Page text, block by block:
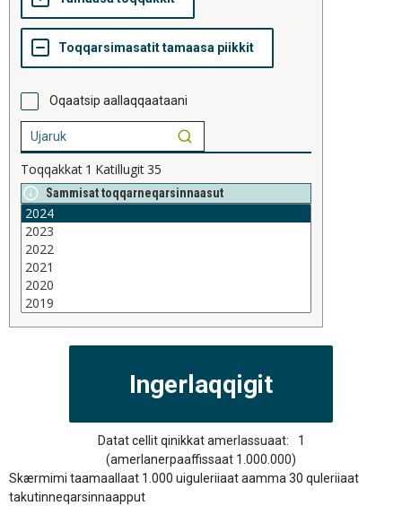
Oqaatsip aallaqqaataani
Toqqakkat 1 Katillugit35
Sammisat toqqarneqarsinnaasut
Datat cellit qinikkat amerlassuaat:
1
(amerlanerpaaffissaat 1.000.000)
Skærmimi taamaallaat 1.000 uiguleriiaat aamma 30 quleriiaat
takutinneqarsinnaapput